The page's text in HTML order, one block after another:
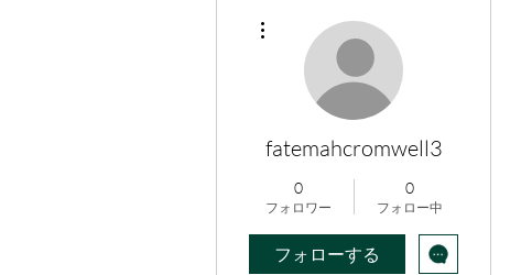
fatemahcromwell3
0
フォロワー
0
フォロー中
フォローする